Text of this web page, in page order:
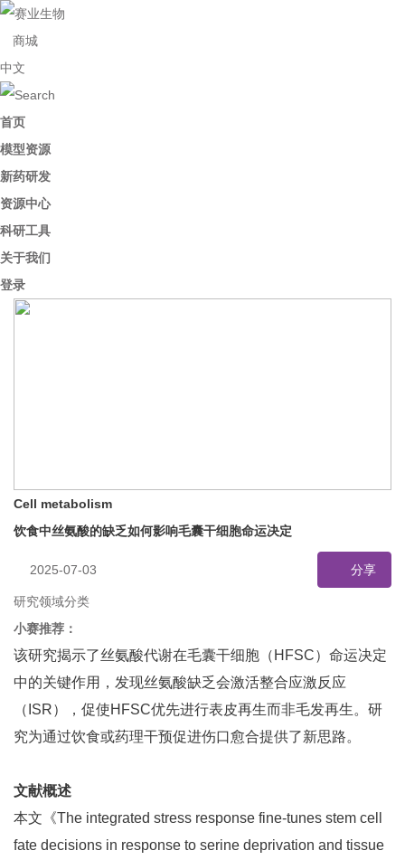
商城
中文
首页
模型资源
新药研发
资源中心
科研工具
关于我们
登录
Cell metabolism
饮食中丝氨酸的缺乏如何影响毛囊干细胞命运决定
2025-07-03 分享
研究领域分类
小赛推荐：
该研究揭示了丝氨酸代谢在毛囊干细胞（HFSC）命运决定
中的关键作用，发现丝氨酸缺乏会激活整合应激反应
（ISR），促使HFSC优先进行表皮再生而非毛发再生。研
究为通过饮食或药理干预促进伤口愈合提供了新思路。
文献概述
本文《The integrated stress response fine-tunes stem cell
fate decisions in response to serine deprivation and tissue